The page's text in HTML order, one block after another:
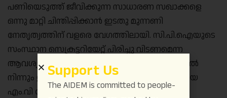
പണിയെടുത്ത് ജീവിക്കുന്ന സാധാരണ സഖാക്കളെ
ഒന്നു മാറ്റി ചിന്തിപ്പിക്കാൻ ഇടതു മുന്നണി
നേതൃത്വത്തിന് വളരെ വേഗത്തിലായി. സി.പി.ഐയുടെ
സംസ്ഥാന സെക്രട്ടറിയേറ്റ് പിരിച്ചു വിടണമെന്ന
ആവശ്യം അവരുടെ തന്നെ ജില്ലാ നേതൃത്വങ്ങളിൽ
നിന്നും ഉയർന്നു കഴിഞ്ഞു. താത്വികാചാര്യന്മാരായ
എം.വി ഗോവിന്ദനും ബിനോയ് വിശ്വവും ആ
Support Us
The AIDEM is committed to people-